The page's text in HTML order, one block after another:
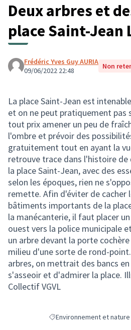
Deux arbres et
place Saint-Jean
Frédéric Yves Guy AURIA
09/06/2022 22:48
Non
La place Saint-Jean est
et on ne peut pratiquement pas
tout prix amener un peu de
l'ombre et prévoir des
gratuitement tout en ayant la
retrouve trace dans l'histoire de
la place Saint-Jean, avec des
selon les époques, rien ne
remette. Afin d'éviter de cacher
bâtiments importants de la
la manécanterie, il faut placer
ouest vers la police municipale
un arbre devant la porte
milieu d'une sorte de rond-
arbres, on mettrait des bancs
s'asseoir et d'admirer la place.
Collectif VGVL
Filtrer les résultats de la
Environnement et